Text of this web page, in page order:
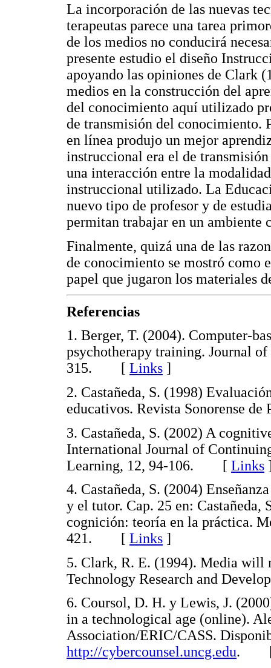
La incorporación de las nuevas
terapeutas parece una tarea
de los medios no conducirá
presente estudio el diseño
apoyando las opiniones de Clark
medios en la construcción del
del conocimiento aquí utilizado
de transmisión del conocimiento.
en línea produjo un mejor
instruccional era el de
una interacción entre la
instruccional utilizado. La
nuevo tipo de profesor y de
permitan trabajar en un ambiente
Finalmente, quizá una de las
de conocimiento se mostró como
papel que jugaron los materiales
Referencias
1. Berger, T. (2004). Computer-
psychotherapy training. Journal
315. [ Links ]
2. Castañeda, S. (1998)
educativos. Revista Sonorense
3. Castañeda, S. (2002) A
International Journal of
Learning, 12, 94-106. [ Links
4. Castañeda, S. (2004)
y el tutor. Cap. 25 en: Castañeda,
cognición: teoría en la práctica.
421. [ Links ]
5. Clark, R. E. (1994). Media will
Technology Research and
6. Coursol, D. H. y Lewis, J.
in a technological age (online).
Association/ERIC/CASS.
http://cybercounsel.uncg.edu.